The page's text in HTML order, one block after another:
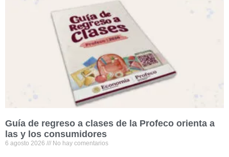
Guía de regreso a clases de la Profeco orienta a
las y los consumidores
6 agosto 2026 No hay comentarios